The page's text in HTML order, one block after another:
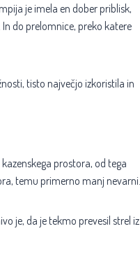
je imela en dober priblisk,
do prelomnice, preko katere
tisto največjo izkoristila in
prostora, od tega
temu primerno manj nevarni.
je, da je tekmo prevesil strel iz